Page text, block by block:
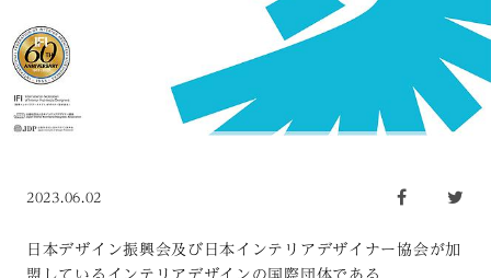
2023.06.02
日本デザイン振興会及び日本インテリアデザイナー協会が加
盟しているインテリアデザインの国際団体である